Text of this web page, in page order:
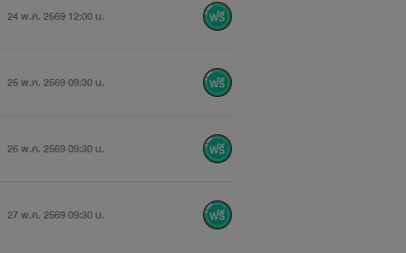
24 พ.ค. 2569 12:00 น.
25 พ.ค. 2569 09:30 น.
26 พ.ค. 2569 09:30 น.
27 พ.ค. 2569 09:30 น.